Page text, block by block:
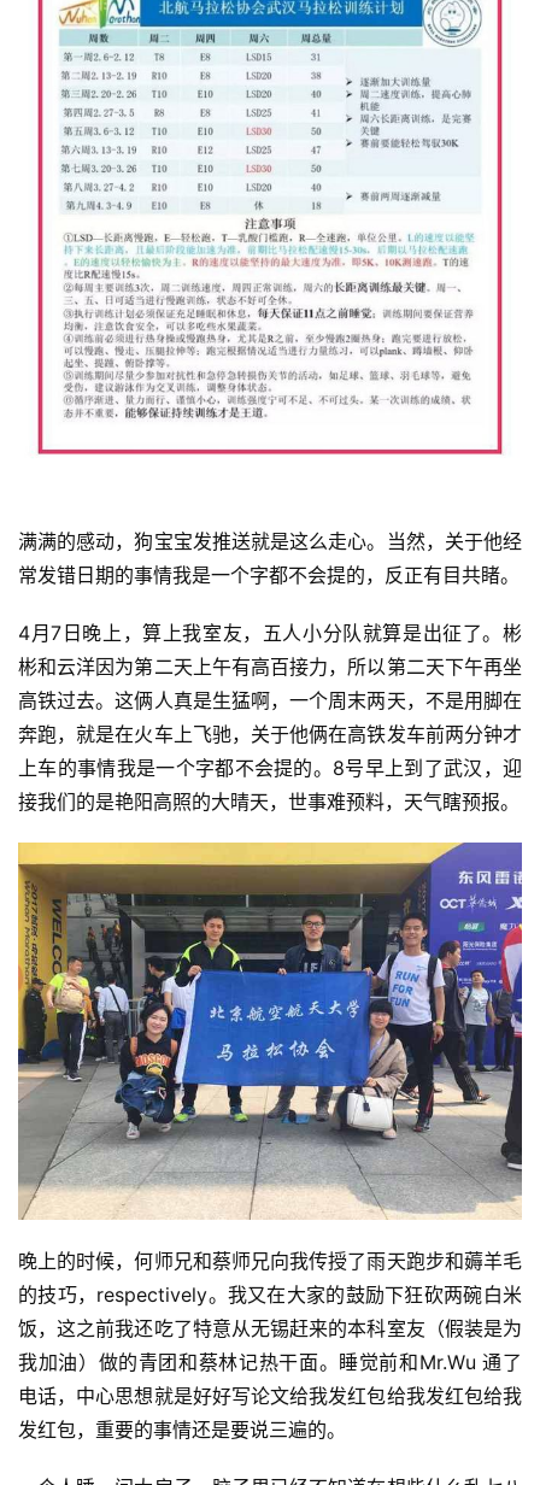
比
赛
观
察
装
备
训
满满的感动，狗宝宝发推送就是这么走心。当然，关于他经
常发错日期的事情我是一个字都不会提的，反正有目共睹。
4月7日晚上，算上我室友，五人小分队就算是出征了。彬
彬和云洋因为第二天上午有高百接力，所以第二天下午再坐
高铁过去。这俩人真是生猛啊，一个周末两天，不是用脚在
奔跑，就是在火车上飞驰，关于他俩在高铁发车前两分钟才
上车的事情我是一个字都不会提的。8号早上到了武汉，迎
接我们的是艳阳高照的大晴天，世事难预料，天气瞎预报。
晚上的时候，何师兄和蔡师兄向我传授了雨天跑步和薅羊毛
的技巧，respectively。我又在大家的鼓励下狂砍两碗白米
饭，这之前我还吃了特意从无锡赶来的本科室友（假装是为
我加油）做的青团和蔡林记热干面。睡觉前和Mr.Wu 通了
电话，中心思想就是好好写论文给我发红包给我发红包给我
发红包，重要的事情还是要说三遍的。